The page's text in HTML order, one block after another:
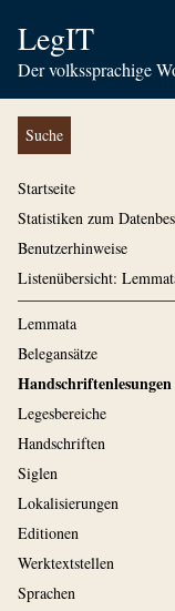
LegIT
Der volkssprachige
Suche
Startseite
Statistiken zum
Benutzerhinweise
Listenübersicht:
Lemmata
Belegansätze
Handschriftenlesungen
Legesbereiche
Handschriften
Siglen
Lokalisierungen
Editionen
Werktextstellen
Sprachen